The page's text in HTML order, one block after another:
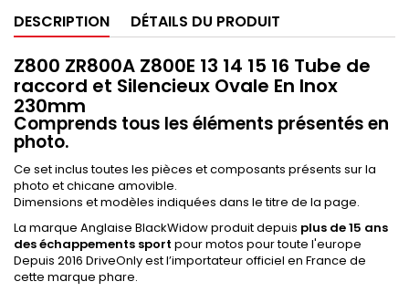
DESCRIPTION DÉTAILS DU PRODUIT
Z800 ZR800A Z800E 13 14 15 16 Tube de
raccord et Silencieux Ovale En Inox
230mm
Comprends tous les éléments présentés en
photo.
Ce set inclus toutes les pièces et composants présents sur la
photo et chicane amovible.
Dimensions et modèles indiquées dans le titre de la page.
La marque Anglaise BlackWidow produit depuis plus de 15 ans
des échappements sport pour motos pour toute l'europe
Depuis 2016 DriveOnly est l’importateur officiel en France de
cette marque phare.